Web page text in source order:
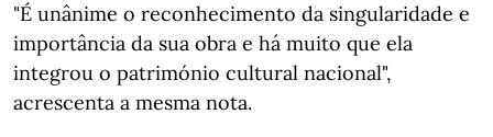
"É unânime o reconhecimento da singularidade e
importância da sua obra e há muito que ela
integrou o património cultural nacional",
acrescenta a mesma nota.